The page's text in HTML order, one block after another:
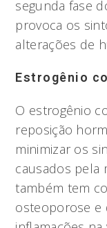
segunda fase
provoca os
alterações de
Estrogênio
O estrogênio
reposição
minimizar os
causados pela
também tem
osteoporose e